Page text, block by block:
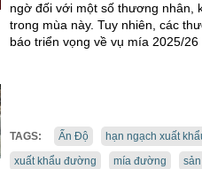
ngờ đối với một số thương nhân,
trong mùa này. Tuy nhiên, các
báo triển vọng về vụ mía 2025/
TAGS: Ấn Độ hạn ngạch xuất
xuất khẩu đường
mía đường